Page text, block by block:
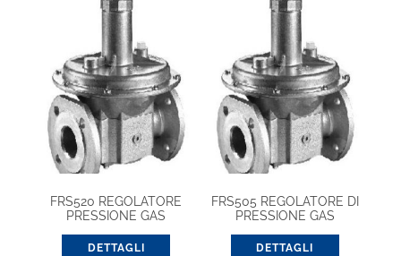
FRS520 REGOLATORE
PRESSIONE GAS
DETTAGLI
FRS505 REGOLATORE DI
PRESSIONE GAS
DETTAGLI